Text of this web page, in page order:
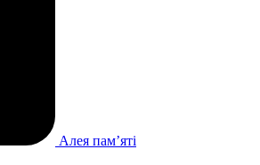
Алея памʼяті